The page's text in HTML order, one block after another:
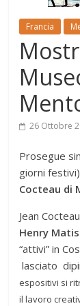
Francia
26 Ottobre
Prosegue
giorni
Cocteau di
Jean
Henry
“attivi” in
lasciato
espositivi si
il lavoro